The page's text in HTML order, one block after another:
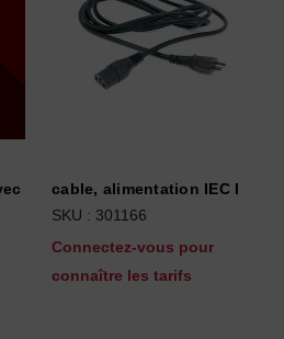
cable, alimentation IEC I
SKU : 301166
Connectez-vous pour
connaître les tarifs